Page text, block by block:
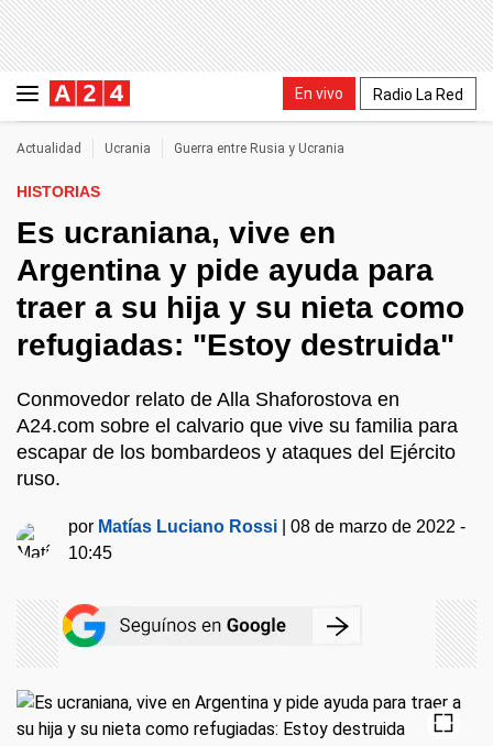
En vivo Radio La Red
Actualidad Ucrania Guerra entre Rusia y Ucrania
HISTORIAS
Es ucraniana, vive en
Argentina y pide ayuda para
traer a su hija y su nieta como
refugiadas: "Estoy destruida"
Conmovedor relato de Alla Shaforostova en
A24.com sobre el calvario que vive su familia para
escapar de los bombardeos y ataques del Ejército
ruso.
por Matías Luciano Rossi |08 de marzo de 2022 -
10:45